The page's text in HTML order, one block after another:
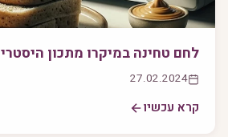
לחם טחינה במיקרו מתכון היסטרי
27.02.2024
קרא עכשיו